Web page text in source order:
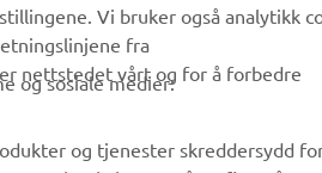
Håndtering av brukte
batterier
Vi bruker også analytikk
fra
nettstedet vårt og for å forbedre
og sosiale medier:
og tjenester skreddersydd